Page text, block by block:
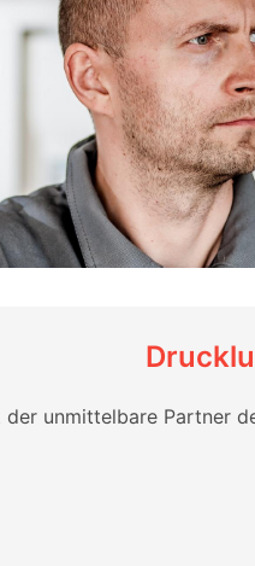
der unmittelbare Partner